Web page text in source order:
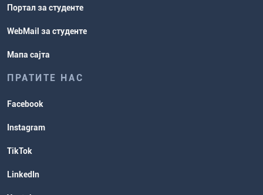
Портал за студенте
WebMail за студенте
Мапа сајта
ПРАТИТЕ НАС
Facebook
Instagram
TikTok
LinkedIn